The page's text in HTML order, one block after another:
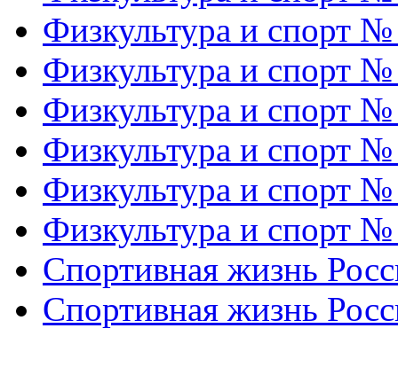
Физкультура и спорт
Физкультура и спорт
Физкультура и спорт
Физкультура и спорт
Физкультура и спорт
Физкультура и спорт
Спортивная жизнь
Спортивная жизнь